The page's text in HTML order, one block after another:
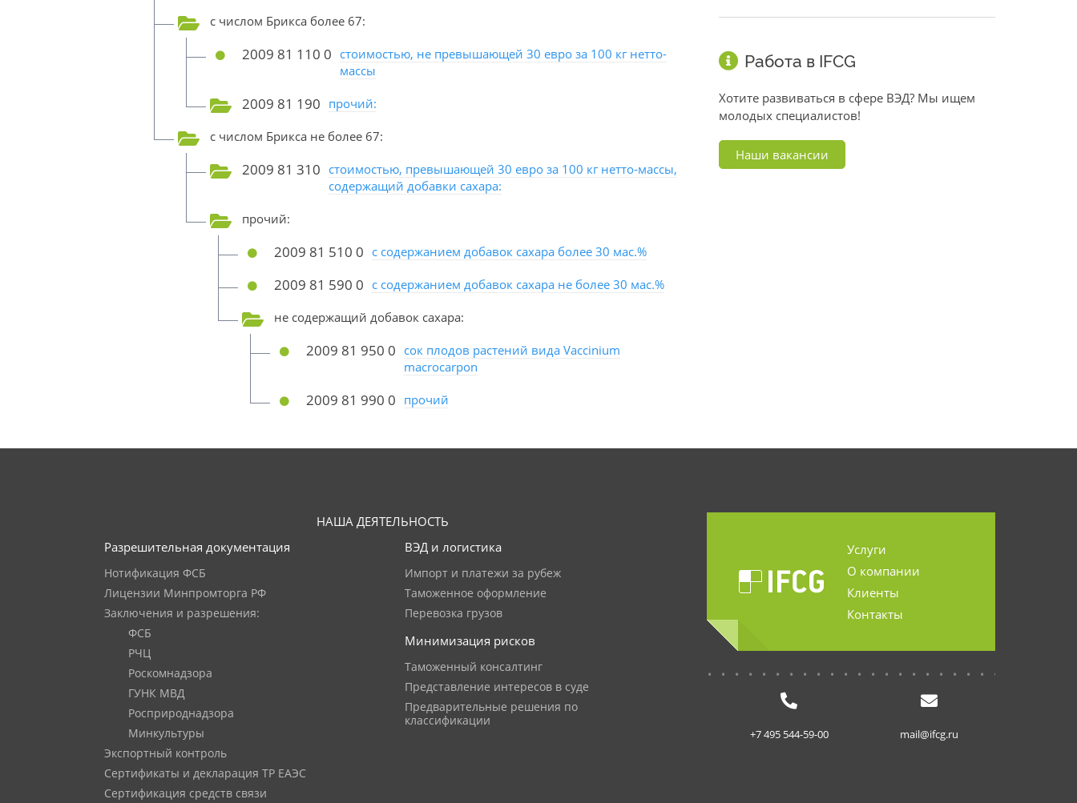
с числом Брикса более 67:
2009 81 110 0 стоимостью, не превышающей 30 евро за 100 кг нетто-
массы
2009 81 190 прочий:
с числом Брикса не более 67:
2009 81 310 стоимостью, превышающей 30 евро за 100 кг нетто-массы,
содержащий добавки сахара:
прочий:
2009 81 510 0 с содержанием добавок сахара более 30 мас.%
2009 81 590 0 с содержанием добавок сахара не более 30 мас.%
не содержащий добавок сахара:
2009 81 950 0 сок плодов растений вида Vaccinium
macrocarpon
2009 81 990 0 прочий
Работа в IFCG
Хотите развиваться в сфере ВЭД? Мы ищем
молодых специалистов!
Наши вакансии
НАША ДЕЯТЕЛЬНОСТЬ
Разрешительная документация
Нотификация ФСБ
Лицензии Минпромторга РФ
Заключения и разрешения:
ФСБ
РЧЦ
Роскомнадзора
ГУНК МВД
Росприроднадзора
Минкультуры
Экспортный контроль
Сертификаты и декларация ТР ЕАЭС
Сертификация средств связи
ВЭД и логистика
Импорт и платежи за рубеж
Таможенное оформление
Перевозка грузов
Минимизация рисков
Таможенный консалтинг
Представление интересов в суде
Предварительные решения по
классификации
Услуги
О компании
Клиенты
Контакты
+7 495 544-59-00 mail@ifcg.ru